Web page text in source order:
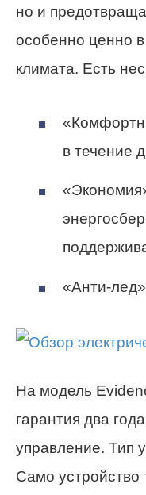
но и
особенно ценно
климата. Есть
в течение
«Анти-
На модель
гарантия два
управление. Тип
Само устройство